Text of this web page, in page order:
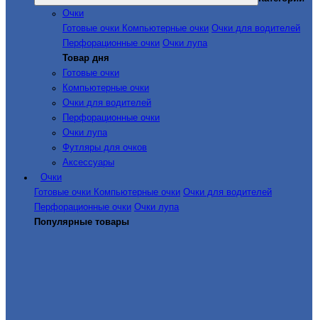
Очки
Готовые очки Компьютерные очки Очки для водителей
Перфорационные очки Очки лупа
Товар дня
Готовые очки
Компьютерные очки
Очки для водителей
Перфорационные очки
Очки лупа
Футляры для очков
Аксессуары
Очки
Готовые очки Компьютерные очки Очки для водителей
Перфорационные очки Очки лупа
Популярные товары